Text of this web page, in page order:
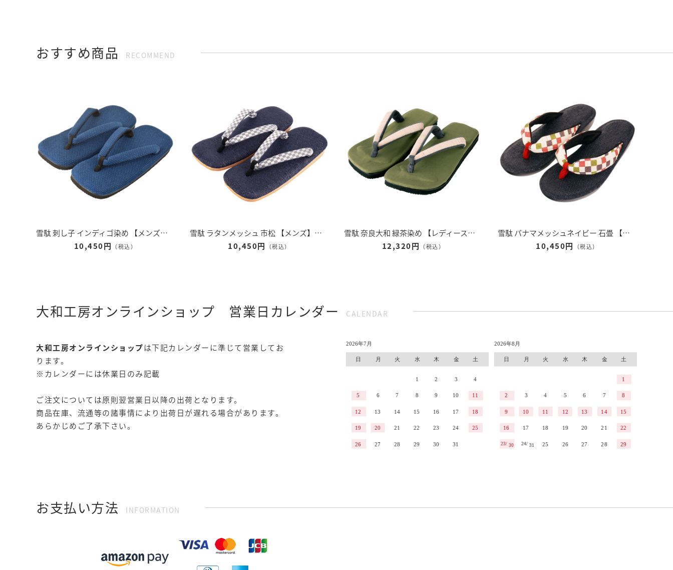
おすすめ商品 RECOMMEND
雪駄 刺し子 インディゴ染め 【メンズ】｜H5600
10,450円 （税込）
雪駄 ラタンメッシュ 市松 【メンズ】｜H525｜ネイビー
10,450円
（税込）
雪駄 奈良大和 緑茶染め 【レディース】｜R1162
12,320円 （税込）
雪駄 パナマメッシュネイビー 石畳 【レディース】｜R257
10,450円
（税込）
大和工房オンラインショップ 営業日カレンダー CALENDAR
大和工房オンラインショップは下記カレンダーに準じて営業してお
ります。
※カレンダーには休業日のみ記載
ご注文については原則翌営業日以降の出荷となります。
商品在庫、流通等の諸事情により出荷日が遅れる場合があります。
あらかじめご了承下さい。
お支払い方法 INFORMATION